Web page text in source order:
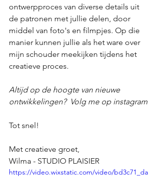
ontwerpproces van diverse details uit
de patronen met jullie delen, door
middel van foto's en filmpjes. Op die
manier kunnen jullie als het ware over
mijn schouder meekijken tijdens het
creatieve proces.
Altijd op de hoogte van nieuwe
ontwikkelingen?  Volg me op instagram
Tot snel!
Met creatieve groet,
Wilma - STUDIO PLAISIER
https://video.wixstatic.com/video/bd3c71_da